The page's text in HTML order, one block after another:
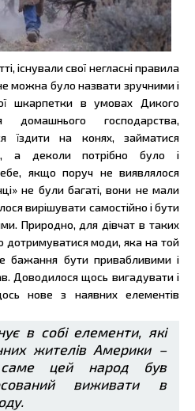
існували свої негласні правила
можна було назвати зручними і
шкарпетки в умовах Дикого
господарства,
їздити на конях, займатися
а деколи потрібно було і
якщо поруч не виявлялося
не були багаті, вони не мали
вирішувати самостійно і бути
Природно, для дівчат в таких
моди, яка на той
бажання бути привабливими і
Доводилося щось вигадувати і
нове з наявних елементів
в собі елементи, які
жителів Америки –
саме цей народ був
виживати в